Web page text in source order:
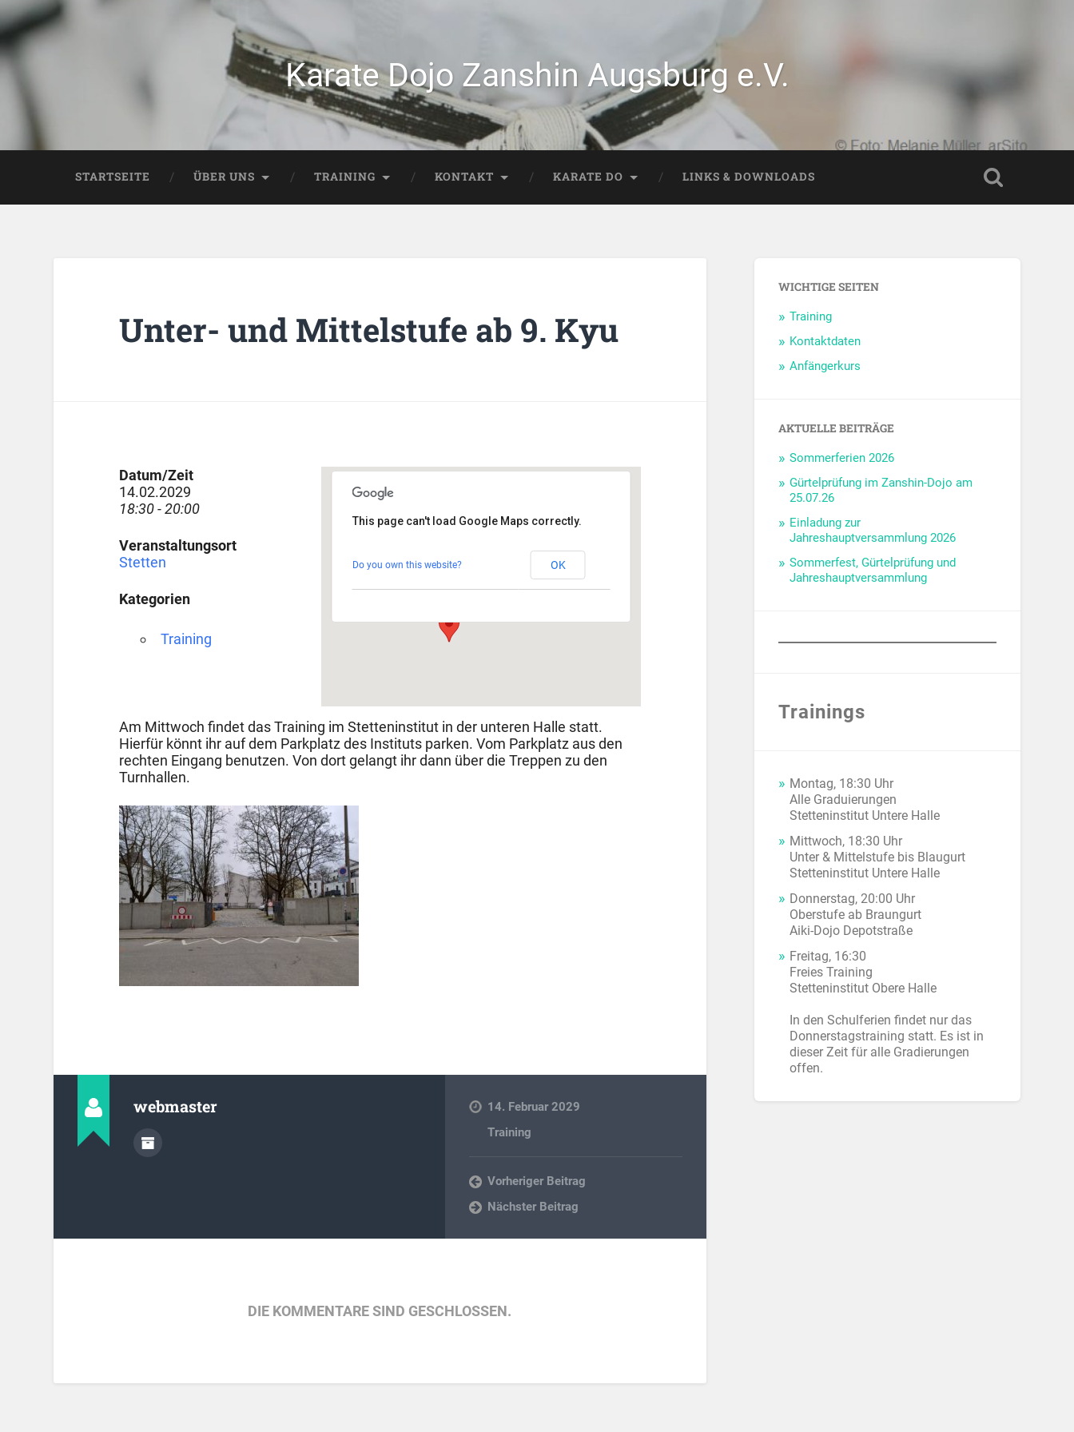
Karate Dojo Zanshin Augsburg e.V.
STARTSEITE ÜBER UNS TRAINING KONTAKT KARATE DO LINKS & DOWNLOADS
Unter- und Mittelstufe ab 9. Kyu
Veranstaltungen
This page can't load Google Maps correctly.
Do you own this website? OK
Datum/Zeit
14.02.2029
18:30 - 20:00
Veranstaltungsort
Stetten
Kategorien
Training
Am Mittwoch findet das Training im Stetteninstitut in der unteren Halle statt.
Hierfür könnt ihr auf dem Parkplatz des Instituts parken. Vom Parkplatz aus den
rechten Eingang benutzen. Von dort gelangt ihr dann über die Treppen zu den
Turnhallen.
webmaster
14. Februar 2029
Training
Vorheriger Beitrag
Nächster Beitrag
DIE KOMMENTARE SIND GESCHLOSSEN.
WICHTIGE SEITEN
Training
Kontaktdaten
Anfängerkurs
AKTUELLE BEITRÄGE
Sommerferien 2026
Gürtelprüfung im Zanshin-Dojo am
25.07.26
Einladung zur
Jahreshauptversammlung 2026
Sommerfest, Gürtelprüfung und
Jahreshauptversammlung
Trainings
Montag, 18:30 Uhr
Alle Graduierungen
Stetteninstitut Untere Halle
Mittwoch, 18:30 Uhr
Unter & Mittelstufe bis Blaugurt
Stetteninstitut Untere Halle
Donnerstag, 20:00 Uhr
Oberstufe ab Braungurt
Aiki-Dojo Depotstraße
Freitag, 16:30
Freies Training
Stetteninstitut Obere Halle
In den Schulferien findet nur das
Donnerstagstraining statt. Es ist in
dieser Zeit für alle Gradierungen
offen.